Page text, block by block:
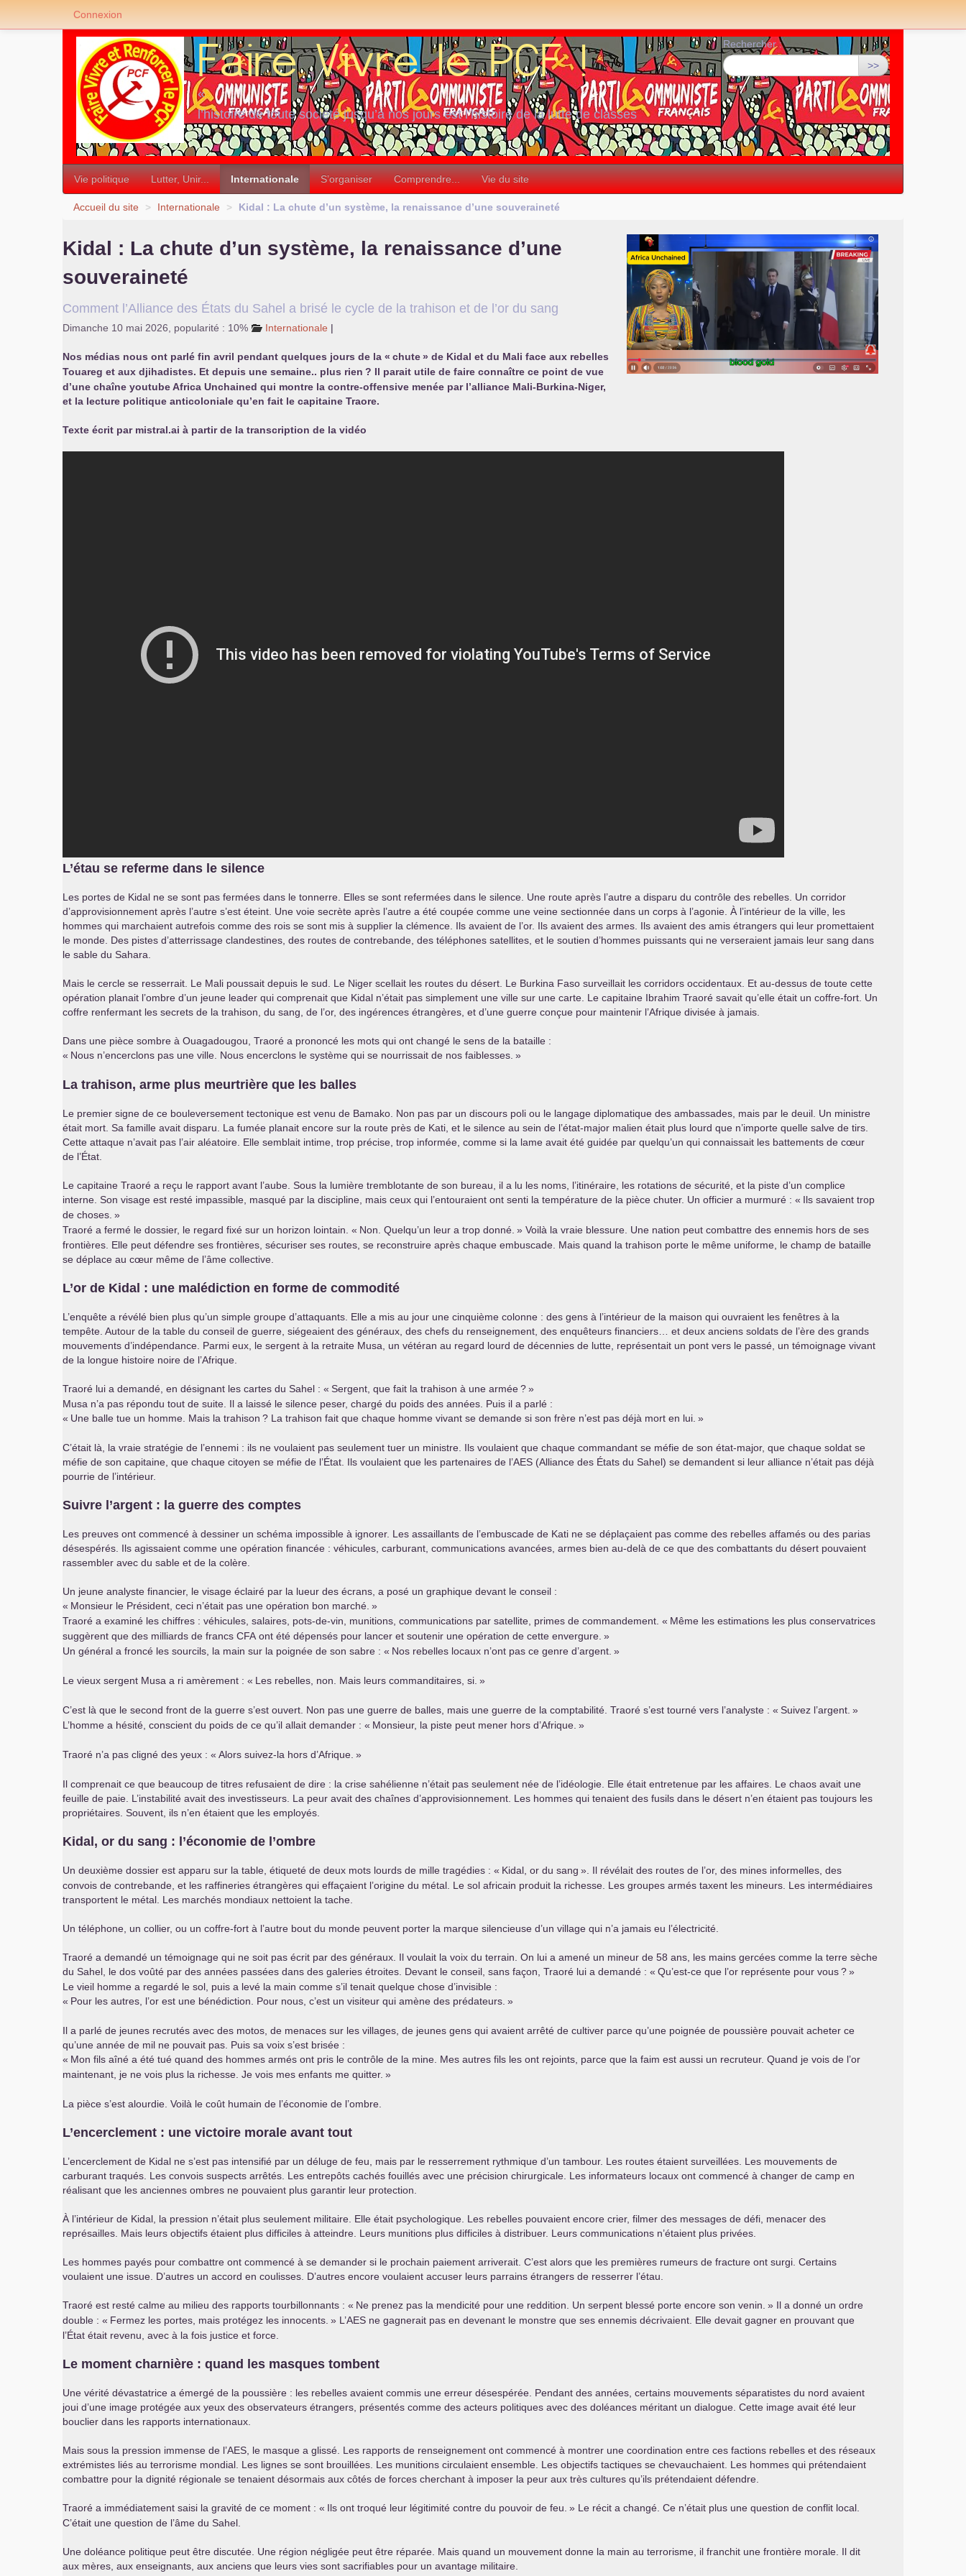
«
l’histoire de toute société jusqu’à nos jours est l’histoire de la lutte de classes
»
Rechercher :
>>
Vie politique Lutter, Unir... Internationale S’organiser Comprendre... Vie du site
Accueil du site > Internationale > Kidal : La chute d’un système, la renaissance d’une souveraineté
Kidal : La chute d’un système, la renaissance d’une
souveraineté
Comment l’Alliance des États du Sahel a brisé le cycle de la trahison et de l’or du sang
Dimanche 10 mai 2026 popularité : 10% Internationale |
Nos médias nous ont parlé fin avril pendant quelques jours de la « chute» de Kidal et du Mali face aux rebelles
Touareg et aux djihadistes. Et depuis une semaine.. plus rien ? Il parait utile de faire connaître ce point de vue
d’une chaîne youtube Africa Unchained qui montre la contre-offensive menée par l’alliance Mali-Burkina-Niger,
et la lecture politique anticoloniale qu’en fait le capitaine Traore.
Texte écrit par mistral.ai à partir de la transcription de la vidéo
L’étau se referme dans le silence
Les portes de Kidal ne se sont pas fermées dans le tonnerre. Elles se sont refermées dans le silence. Une route après l’autre a disparu du contrôle des rebelles. Un corridor
d’approvisionnement après l’autre s’est éteint. Une voie secrète après l’autre a été coupée comme une veine sectionnée dans un corps à l’agonie. À l’intérieur de la ville, les
hommes qui marchaient autrefois comme des rois se sont mis à supplier la clémence. Ils avaient de l’or. Ils avaient des armes. Ils avaient des amis étrangers qui leur promettaient
le monde. Des pistes d’atterrissage clandestines, des routes de contrebande, des téléphones satellites, et le soutien d’hommes puissants qui ne verseraient jamais leur sang dans
le sable du Sahara.
Mais le cercle se resserrait. Le Mali poussait depuis le sud. Le Niger scellait les routes du désert. Le Burkina Faso surveillait les corridors occidentaux. Et au-dessus de toute cette
opération planait l’ombre d’un jeune leader qui comprenait que Kidal n’était pas simplement une ville sur une carte. Le capitaine Ibrahim Traoré savait qu’elle était un coffre-fort. Un
coffre renfermant les secrets de la trahison, du sang, de l’or, des ingérences étrangères, et d’une guerre conçue pour maintenir l’Afrique divisée à jamais.
Dans une pièce sombre à Ouagadougou, Traoré a prononcé les mots qui ont changé le sens de la bataille :
« Nous n’encerclons pas une ville. Nous encerclons le système qui se nourrissait de nos faiblesses. »
La trahison, arme plus meurtrière que les balles
Le premier signe de ce bouleversement tectonique est venu de Bamako. Non pas par un discours poli ou le langage diplomatique des ambassades, mais par le deuil. Un ministre
était mort. Sa famille avait disparu. La fumée planait encore sur la route près de Kati, et le silence au sein de l’état-major malien était plus lourd que n’importe quelle salve de tirs.
Cette attaque n’avait pas l’air aléatoire. Elle semblait intime, trop précise, trop informée, comme si la lame avait été guidée par quelqu’un qui connaissait les battements de cœur
de l’État.
Le capitaine Traoré a reçu le rapport avant l’aube. Sous la lumière tremblotante de son bureau, il a lu les noms, l’itinéraire, les rotations de sécurité, et la piste d’un complice
interne. Son visage est resté impassible, masqué par la discipline, mais ceux qui l’entouraient ont senti la température de la pièce chuter. Un officier a murmuré : « Ils savaient trop
de choses. »
Traoré a fermé le dossier, le regard fixé sur un horizon lointain. « Non. Quelqu’un leur a trop donné. » Voilà la vraie blessure. Une nation peut combattre des ennemis hors de ses
frontières. Elle peut défendre ses frontières, sécuriser ses routes, se reconstruire après chaque embuscade. Mais quand la trahison porte le même uniforme, le champ de bataille
se déplace au cœur même de l’âme collective.
L’or de Kidal : une malédiction en forme de commodité
L’enquête a révélé bien plus qu’un simple groupe d’attaquants. Elle a mis au jour une cinquième colonne : des gens à l’intérieur de la maison qui ouvraient les fenêtres à la
tempête. Autour de la table du conseil de guerre, siégeaient des généraux, des chefs du renseignement, des enquêteurs financiers… et deux anciens soldats de l’ère des grands
mouvements d’indépendance. Parmi eux, le sergent à la retraite Musa, un vétéran au regard lourd de décennies de lutte, représentait un pont vers le passé, un témoignage vivant
de la longue histoire noire de l’Afrique.
Traoré lui a demandé, en désignant les cartes du Sahel : « Sergent, que fait la trahison à une armée?»
Musa n’a pas répondu tout de suite. Il a laissé le silence peser, chargé du poids des années. Puis il a parlé :
« Une balle tue un homme. Mais la trahison ? La trahison fait que chaque homme vivant se demande si son frère n’est pas déjà mort en lui. »
C’était là, la vraie stratégie de l’ennemi : ils ne voulaient pas seulement tuer un ministre. Ils voulaient que chaque commandant se méfie de son état-major, que chaque soldat se
méfie de son capitaine, que chaque citoyen se méfie de l’État. Ils voulaient que les partenaires de l’AES (Alliance des États du Sahel) se demandent si leur alliance n’était pas déjà
pourrie de l’intérieur.
Suivre l’argent : la guerre des comptes
Les preuves ont commencé à dessiner un schéma impossible à ignorer. Les assaillants de l’embuscade de Kati ne se déplaçaient pas comme des rebelles affamés ou des parias
désespérés. Ils agissaient comme une opération financée : véhicules, carburant, communications avancées, armes bien au-delà de ce que des combattants du désert pouvaient
rassembler avec du sable et de la colère.
Un jeune analyste financier, le visage éclairé par la lueur des écrans, a posé un graphique devant le conseil :
« Monsieur le Président, ceci n’était pas une opération bon marché. »
Traoré a examiné les chiffres : véhicules, salaires, pots-de-vin, munitions, communications par satellite, primes de commandement. « Même les estimations les plus conservatrices
suggèrent que des milliards de francs CFA ont été dépensés pour lancer et soutenir une opération de cette envergure. »
Un général a froncé les sourcils, la main sur la poignée de son sabre : « Nos rebelles locaux n’ont pas ce genre d’argent. »
Le vieux sergent Musa a ri amèrement : « Les rebelles, non. Mais leurs commanditaires, si. »
C’est là que le second front de la guerre s’est ouvert. Non pas une guerre de balles, mais une guerre de la comptabilité. Traoré s’est tourné vers l’analyste : « Suivez l’argent. »
L’homme a hésité, conscient du poids de ce qu’il allait demander : « Monsieur, la piste peut mener hors d’Afrique. »
Traoré n’a pas cligné des yeux : « Alors suivez-la hors d’Afrique. »
Il comprenait ce que beaucoup de titres refusaient de dire : la crise sahélienne n’était pas seulement née de l’idéologie. Elle était entretenue par les affaires. Le chaos avait une
feuille de paie. L’instabilité avait des investisseurs. La peur avait des chaînes d’approvisionnement. Les hommes qui tenaient des fusils dans le désert n’en étaient pas toujours les
propriétaires. Souvent, ils n’en étaient que les employés.
Kidal, or du sang : l’économie de l’ombre
Un deuxième dossier est apparu sur la table, étiqueté de deux mots lourds de mille tragédies : « Kidal, or du sang ». Il révélait des routes de l’or, des mines informelles, des
convois de contrebande, et les raffineries étrangères qui effaçaient l’origine du métal. Le sol africain produit la richesse. Les groupes armés taxent les mineurs. Les intermédiaires
transportent le métal. Les marchés mondiaux nettoient la tache.
Un téléphone, un collier, ou un coffre-fort à l’autre bout du monde peuvent porter la marque silencieuse d’un village qui n’a jamais eu l’électricité.
Traoré a demandé un témoignage qui ne soit pas écrit par des généraux. Il voulait la voix du terrain. On lui a amené un mineur de 58 ans, les mains gercées comme la terre sèche
du Sahel, le dos voûté par des années passées dans des galeries étroites. Devant le conseil, sans façon, Traoré lui a demandé : « Qu’est-ce que l’or représente pour vous?»
Le vieil homme a regardé le sol, puis a levé la main comme s’il tenait quelque chose d’invisible :
« Pour les autres, l’or est une bénédiction. Pour nous, c’est un visiteur qui amène des prédateurs. »
Il a parlé de jeunes recrutés avec des motos, de menaces sur les villages, de jeunes gens qui avaient arrêté de cultiver parce qu’une poignée de poussière pouvait acheter ce
qu’une année de mil ne pouvait pas. Puis sa voix s’est brisée :
« Mon fils aîné a été tué quand des hommes armés ont pris le contrôle de la mine. Mes autres fils les ont rejoints, parce que la faim est aussi un recruteur. Quand je vois de l’or
maintenant, je ne vois plus la richesse. Je vois mes enfants me quitter. »
La pièce s’est alourdie. Voilà le coût humain de l’économie de l’ombre.
L’encerclement : une victoire morale avant tout
L’encerclement de Kidal ne s’est pas intensifié par un déluge de feu, mais par le resserrement rythmique d’un tambour. Les routes étaient surveillées. Les mouvements de
carburant traqués. Les convois suspects arrêtés. Les entrepôts cachés fouillés avec une précision chirurgicale. Les informateurs locaux ont commencé à changer de camp en
réalisant que les anciennes ombres ne pouvaient plus garantir leur protection.
À l’intérieur de Kidal, la pression n’était plus seulement militaire. Elle était psychologique. Les rebelles pouvaient encore crier, filmer des messages de défi, menacer des
représailles. Mais leurs objectifs étaient plus difficiles à atteindre. Leurs munitions plus difficiles à distribuer. Leurs communications n’étaient plus privées.
Les hommes payés pour combattre ont commencé à se demander si le prochain paiement arriverait. C’est alors que les premières rumeurs de fracture ont surgi. Certains
voulaient une issue. D’autres un accord en coulisses. D’autres encore voulaient accuser leurs parrains étrangers de resserrer l’étau.
Traoré est resté calme au milieu des rapports tourbillonnants : « Ne prenez pas la mendicité pour une reddition. Un serpent blessé porte encore son venin. » Il a donné un ordre
double : « Fermez les portes, mais protégez les innocents. » L’AES ne gagnerait pas en devenant le monstre que ses ennemis décrivaient. Elle devait gagner en prouvant que
l’État était revenu, avec à la fois justice et force.
Le moment charnière : quand les masques tombent
Une vérité dévastatrice a émergé de la poussière : les rebelles avaient commis une erreur désespérée. Pendant des années, certains mouvements séparatistes du nord avaient
joui d’une image protégée aux yeux des observateurs étrangers, présentés comme des acteurs politiques avec des doléances méritant un dialogue. Cette image avait été leur
bouclier dans les rapports internationaux.
Mais sous la pression immense de l’AES , le masque a glissé. Les rapports de renseignement ont commencé à montrer une coordination entre ces factions rebelles et des réseaux
extrémistes liés au terrorisme mondial. Les lignes se sont brouillées. Les munitions circulaient ensemble. Les objectifs tactiques se chevauchaient. Les hommes qui prétendaient
combattre pour la dignité régionale se tenaient désormais aux côtés de forces cherchant à imposer la peur aux très cultures qu’ils prétendaient défendre.
Traoré a immédiatement saisi la gravité de ce moment : « Ils ont troqué leur légitimité contre du pouvoir de feu. » Le récit a changé. Ce n’était plus une question de conflit local.
C’était une question de l’âme du Sahel.
Une doléance politique peut être discutée. Une région négligée peut être réparée. Mais quand un mouvement donne la main au terrorisme, il franchit une frontière morale. Il dit
aux mères, aux enseignants, aux anciens que leurs vies sont sacrifiables pour un avantage militaire.
Connexion